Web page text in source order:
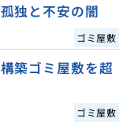
独と不安の闇
ゴミ屋敷
築ゴミ屋敷を超
ゴミ屋敷